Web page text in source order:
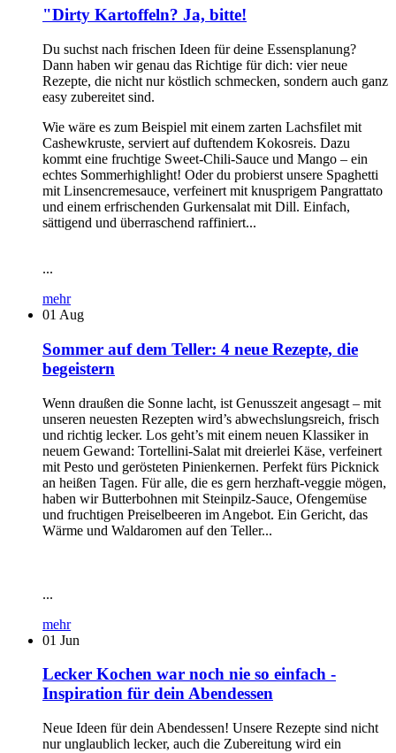
"Dirty Kartoffeln? Ja, bitte!
Du suchst nach frischen Ideen für deine Essensplanung?
Dann haben wir genau das Richtige für dich: vier neue
Rezepte, die nicht nur köstlich schmecken, sondern auch ganz
easy zubereitet sind.
Wie wäre es zum Beispiel mit einem zarten Lachsfilet mit
Cashewkruste, serviert auf duftendem Kokosreis. Dazu
kommt eine fruchtige Sweet-Chili-Sauce und Mango – ein
echtes Sommerhighlight! Oder du probierst unsere Spaghetti
mit Linsencremesauce, verfeinert mit knusprigem Pangrattato
und einem erfrischenden Gurkensalat mit Dill. Einfach,
sättigend und überraschend raffiniert...
...
mehr
01 Aug
Sommer auf dem Teller: 4 neue Rezepte, die
begeistern
Wenn draußen die Sonne lacht, ist Genusszeit angesagt – mit
unseren neuesten Rezepten wird’s abwechslungsreich, frisch
und richtig lecker. Los geht’s mit einem neuen Klassiker in
neuem Gewand: Tortellini-Salat mit dreierlei Käse, verfeinert
mit Pesto und gerösteten Pinienkernen. Perfekt fürs Picknick
an heißen Tagen. Für alle, die es gern herzhaft-veggie mögen,
haben wir Butterbohnen mit Steinpilz-Sauce, Ofengemüse
und fruchtigen Preiselbeeren im Angebot. Ein Gericht, das
Wärme und Waldaromen auf den Teller...
...
mehr
01 Jun
Lecker Kochen war noch nie so einfach -
Inspiration für dein Abendessen
Neue Ideen für dein Abendessen! Unsere Rezepte sind nicht
nur unglaublich lecker, auch die Zubereitung wird ein